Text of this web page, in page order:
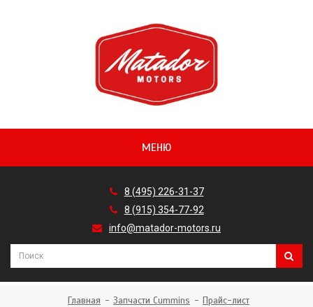
МЕНЮ
8 (495) 226-31-37
8 (915) 354-77-92
info@matador-motors.ru
Главная Запчасти Cummins Прайс-лист